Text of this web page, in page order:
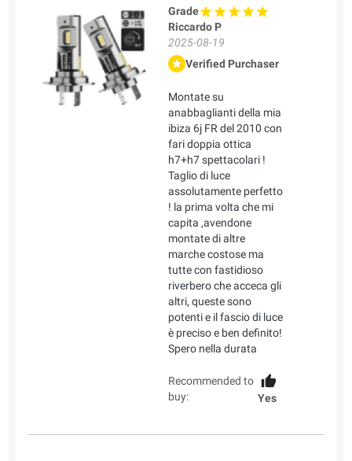
Grade
Riccardo P
2025-08-19
Verified Purchaser
Montate su
anabbaglianti della mia
ibiza 6j FR del 2010 con
fari doppia ottica
h7+h7 spettacolari !
Taglio di luce
assolutamente perfetto
! la prima volta che mi
capita ,avendone
montate di altre
marche costose ma
tutte con fastidioso
riverbero che acceca gli
altri, queste sono
potenti e il fascio di luce
è preciso e ben definito!
Spero nella durata
Recommended to
buy:
Yes